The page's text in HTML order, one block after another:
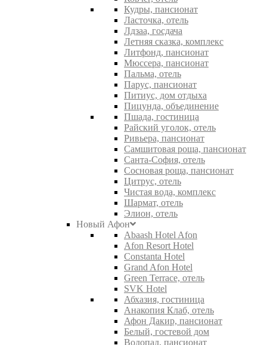
Кудры, пансионат
Ласточка, отель
Лдзаа, госдача
Летняя сказка, комплекс
Литфонд, пансионат
Мюссера, пансионат
Пальма, отель
Парус, пансионат
Питиус, дом отдыха
Пицунда, объединение
Пшада, гостиница
Райский уголок, отель
Ривьера, пансионат
Самшитовая роща, пансионат
Санта-София, отель
Сосновая роща, пансионат
Цитрус, отель
Чистая вода, комплекс
Шармат, отель
Элион, отель
Новый Афон
Abaash Hotel Afon
Afon Resort Hotel
Constanta Hotel
Grand Afon Hotel
Green Terrace, отель
SVK Hotel
Абхазия, гостиница
Анакопия Клаб, отель
Афон Дакир, пансионат
Белый, гостевой дом
Водопад, пансионат